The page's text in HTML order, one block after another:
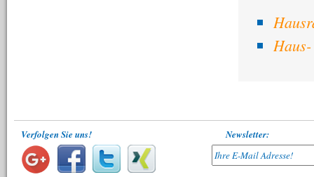
Verfolgen Sie uns! Newsletter: